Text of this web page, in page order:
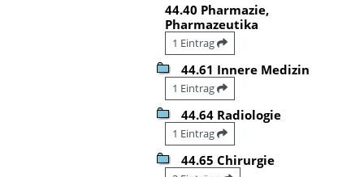
44.40 Pharmazie,
Pharmazeutika
1 Eintrag
44.61 Innere Medizin
1 Eintrag
44.64 Radiologie
1 Eintrag
44.65 Chirurgie